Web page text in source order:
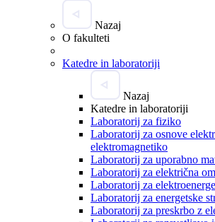
Nazaj
O fakulteti
Katedre in laboratoriji
Nazaj
Katedre in laboratoriji
Laboratorij za fiziko
Laboratorij za osnove
elektromagnetiko
Laboratorij za uporabno
Laboratorij za električna
Laboratorij za
Laboratorij za energetske
Laboratorij za preskrbo z